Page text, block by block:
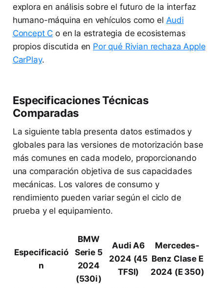
explora en análisis sobre el futuro de la interfaz
humano-máquina en vehículos como el Audi
Concept C o en la estrategia de ecosistemas
propios discutida en Por qué Rivian rechaza Apple
CarPlay.
Especificaciones Técnicas
Comparadas
La siguiente tabla presenta datos estimados y
globales para las versiones de motorización base
más comunes en cada modelo, proporcionando
una comparación objetiva de sus capacidades
mecánicas. Los valores de consumo y
rendimiento pueden variar según el ciclo de
prueba y el equipamiento.
Especificació
n
BMW
Serie 5
2024
(530i)
Audi A6
2024 (45
TFSI)
Mercedes-
Benz Clase E
2024 (E 350)